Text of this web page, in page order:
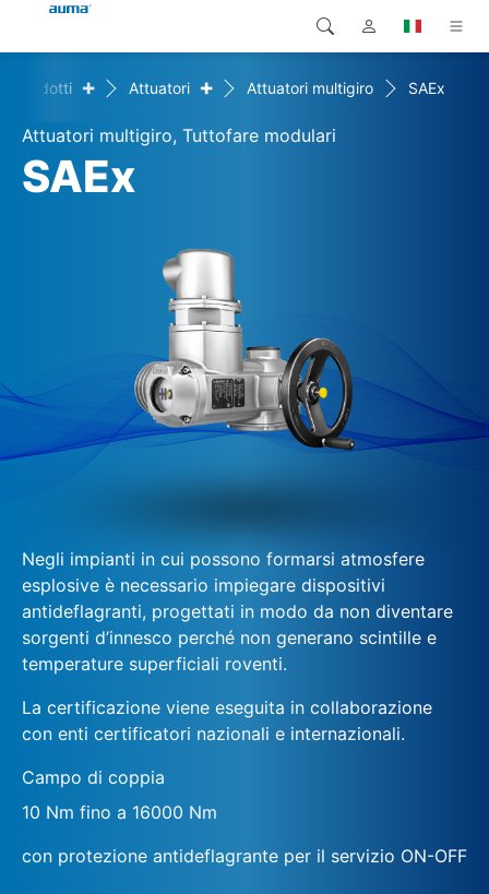
Prodotti
Soluzioni
Servizio di assistenza
Global
Europa
Nord America
Ricerca
Prodotti + Attuatori + Attuatori multigiro SAEx
Attuatori multigiro, Tuttofare modulari
SAEx
Negli impianti in cui possono formarsi atmosfere
esplosive è necessario impiegare dispositivi
antideflagranti, progettati in modo da non diventare
sorgenti d’innesco perché non generano scintille e
temperature superficiali roventi.
La certificazione viene eseguita in collaborazione
con enti certificatori nazionali e internazionali.
Campo di coppia
10 Nm fino a 16000 Nm
con protezione antideflagrante per il servizio ON-OFF